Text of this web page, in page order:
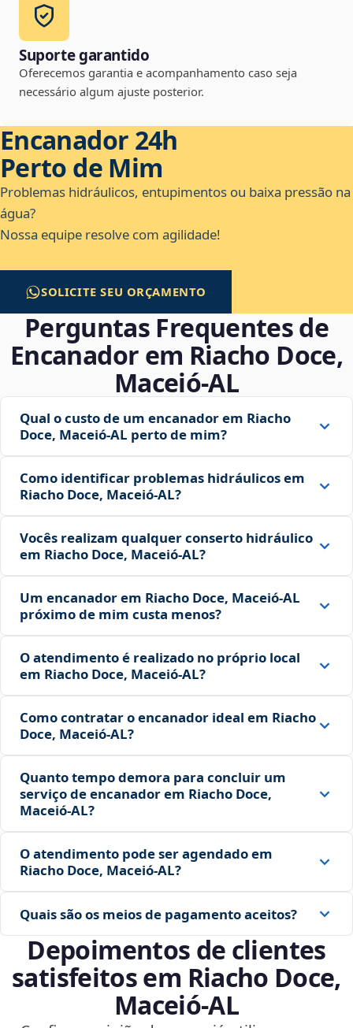
Suporte garantido
Oferecemos garantia e acompanhamento caso seja
necessário algum ajuste posterior.
Encanador 24h
Perto de Mim
Problemas hidráulicos, entupimentos ou baixa pressão na
água?
Nossa equipe resolve com agilidade!
SOLICITE SEU ORÇAMENTO
Perguntas Frequentes de
Encanador em Riacho Doce,
Maceió‑AL
Qual o custo de um encanador em Riacho
Doce, Maceió‑AL perto de mim?
Como identificar problemas hidráulicos em
Riacho Doce, Maceió‑AL?
Vocês realizam qualquer conserto hidráulico
em Riacho Doce, Maceió‑AL?
Um encanador em Riacho Doce, Maceió‑AL
próximo de mim custa menos?
O atendimento é realizado no próprio local
em Riacho Doce, Maceió‑AL?
Como contratar o encanador ideal em Riacho
Doce, Maceió‑AL?
Quanto tempo demora para concluir um
serviço de encanador em Riacho Doce,
Maceió‑AL?
O atendimento pode ser agendado em
Riacho Doce, Maceió‑AL?
Quais são os meios de pagamento aceitos?
Depoimentos de clientes
satisfeitos em Riacho Doce,
Maceió‑AL